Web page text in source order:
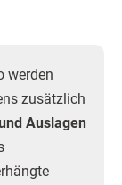
werden
zusätzlich
Auslagen